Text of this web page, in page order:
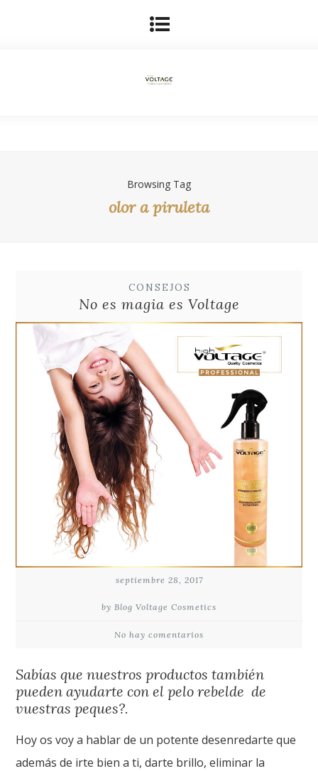
Browsing Tag
olor a piruleta
CONSEJOS
No es magia es Voltage
septiembre 28, 2017
by Blog Voltage Cosmetics
No hay comentarios
Sabías que nuestros productos también
pueden ayudarte con el pelo rebelde de
vuestras peques?.
Hoy os voy a hablar de un potente desenredarte que
además de irte bien a ti, darte brillo, eliminar la